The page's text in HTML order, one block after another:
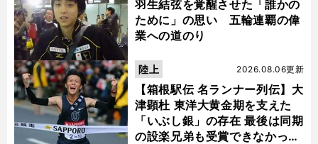
羽生結弦を覚醒させた「誰かの
ために」の思い 五輪連覇の偉
業への道のり
【箱根駅伝 名ランナー列伝】大
津顕杜 東洋大黄金期を支えた
「いぶし銀」の存在 最後は同期
の設楽兄弟も受賞できなかった
2026.08.06更新
陸上